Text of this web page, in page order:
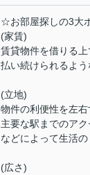
☆お部屋探しの3大
(家賃)
賃貸物件を借りる
払い続けられるよ
(立地)
物件の利便性を左右
主要な駅までのア
などによって生活
(広さ)